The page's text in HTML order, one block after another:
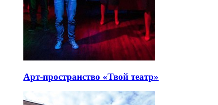
Арт-пространство «Твой театр»